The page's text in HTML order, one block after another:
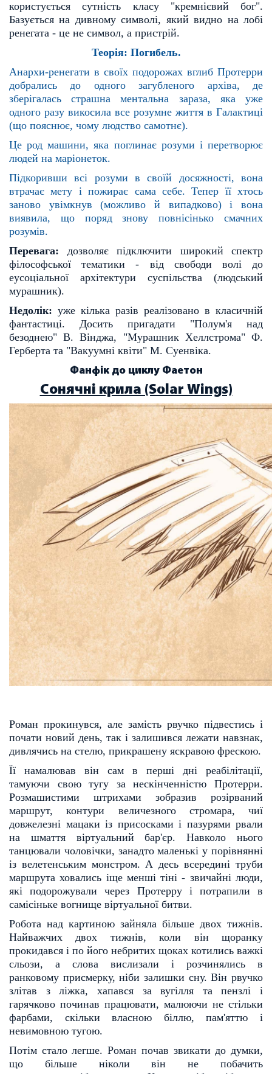
користуєтьсясутність класу "кремнієвий бог".
Базується на дивному символі, який видно на лобі
ренегата - це не символ, а пристрій.
Теорія: Погибель.
Анархи-ренегати в своїх подорожах вглиб Протерри
добрались до одного загубленого архіва, де
зберігалась страшна ментальна зараза, яка уже
одного разу викосила все розумне життя в Галактиці
(що пояснює, чому людство самотнє).
Це род машини, яка поглинає розуми і перетворює
людей на маріонеток.
Підкоривши всі розуми в своїй досяжності, вона
втрачає мету і пожирає сама себе. Тепер її хтось
заново увімкнув (можливо й випадково) і вона
виявила, що поряд знову повнісінько смачних
розумів.
Перевага: дозволяє підключити широкий спектр
філософської тематики - від свободи волі до
еусоціальної архітектури суспільства (людський
мурашник).
Недолік: уже кілька разів реалізовано в класичній
фантастиці. Досить пригадати "Полум'я над
безоднею" В. Вінджа, "Мурашник Хеллстрома" Ф.
Герберта та "Вакуумні квіти" М. Суенвіка.
Фанфік до циклу Фаетон
Сонячні крила (Solar Wings)
Роман прокинувся, але замість рвучко підвестись і
почати новий день, так і залишився лежати навзнак,
дивлячись на стелю, прикрашену яскравою фрескою.
Її намалював він сам в перші дні реабілітації,
тамуючи свою тугу за нескінченністю Протерри.
Розмашистими штрихами зобразив розірваний
маршрут, контури величезного стромара, чиї
довжелезні мацаки із присосками і пазурями рвали
на шмаття віртуальний бар'єр. Навколо нього
танцювали чоловічки, занадто маленькі у порівнянні
із велетенським монстром. А десь всередині труби
маршрута ховались іще менші тіні - звичайні люди,
які подорожували через Протерру і потрапили в
самісіньке вогнище віртуальної битви.
Робота над картиною зайняла більше двох тижнів.
Найважчих двох тижнів, коли він щоранку
прокидався і по його небритих щоках котились важкі
сльози, а слова вислизали і розчинялись в
ранковому присмерку, ніби залишки сну. Він рвучко
злітав з ліжка, хапався за вугілля та пензлі і
гарячково починав працювати, малюючи не стільки
фарбами, скільки власною біллю, пам'яттю і
невимовною тугою.
Потім стало легше. Роман почав звикати до думки,
що більше ніколи він не побачить